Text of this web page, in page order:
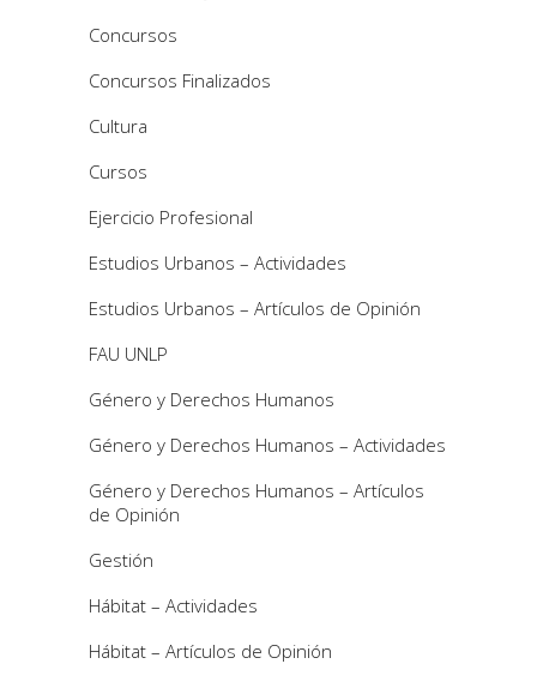
Concursos
Concursos Finalizados
Cultura
Cursos
Ejercicio Profesional
Estudios Urbanos – Actividades
Estudios Urbanos – Artículos de Opinión
FAU UNLP
Género y Derechos Humanos
Género y Derechos Humanos – Actividades
Género y Derechos Humanos – Artículos
de Opinión
Gestión
Hábitat – Actividades
Hábitat – Artículos de Opinión